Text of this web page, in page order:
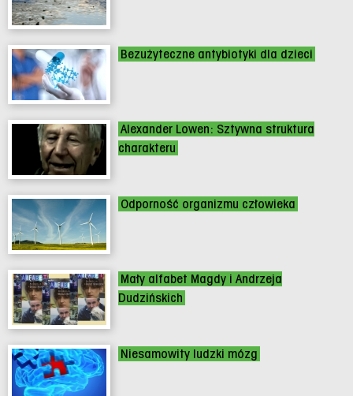
Bezużyteczne antybiotyki dla dzieci
Alexander Lowen: Sztywna struktura
charakteru
Odporność organizmu człowieka
Mały alfabet Magdy i Andrzeja
Dudzińskich
Niesamowity ludzki mózg